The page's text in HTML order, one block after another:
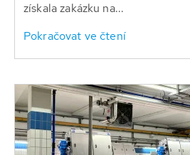
získala zakázku na...
Pokračovat ve čtení